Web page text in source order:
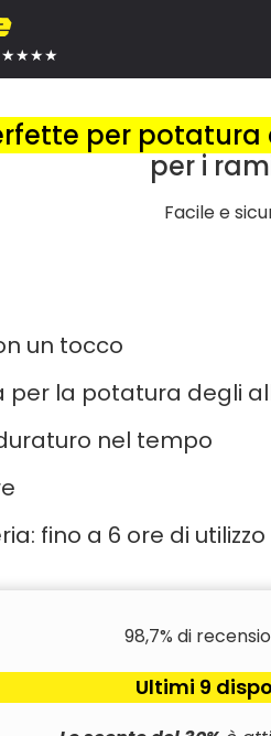
★★★★★
per potatura
per i
Facile e
un tocco
per la potatura degli
nel tempo
fino a 6 ore di utilizzo
98,7% di
Ultimi 9